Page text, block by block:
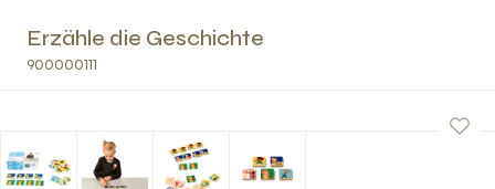
Erzähle die Geschichte
900000111